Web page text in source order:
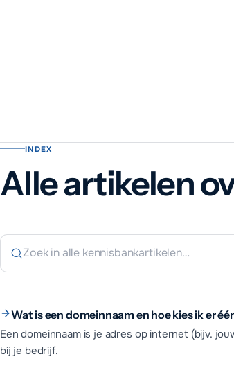
INDEX
Alle artikelen
Wat is een domeinnaam en hoe kies ik er
Een domeinnaam is je adres op internet (bijv.
bij je bedrijf.